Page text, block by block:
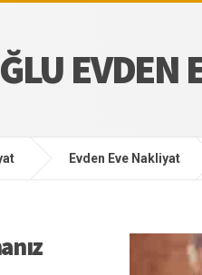
EVDEN
Evden Eve Nakliyat